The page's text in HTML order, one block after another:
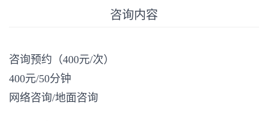
咨询内容
咨询预约（400元/次）
400元/50分钟
网络咨询/地面咨询